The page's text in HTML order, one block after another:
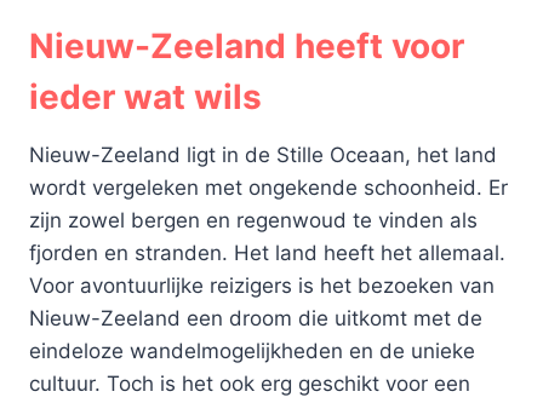
Nieuw-Zeeland heeft voor
ieder wat wils
Nieuw-Zeeland ligt in de Stille Oceaan, het land
wordt vergeleken met ongekende schoonheid. Er
zijn zowel bergen en regenwoud te vinden als
fjorden en stranden. Het land heeft het allemaal.
Voor avontuurlijke reizigers is het bezoeken van
Nieuw-Zeeland een droom die uitkomt met de
eindeloze wandelmogelijkheden en de unieke
cultuur. Toch is het ook erg geschikt voor een